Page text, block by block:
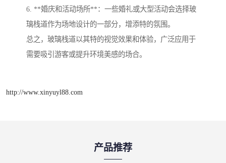
6. **婚庆和活动场所**：一些婚礼或大型活动会选择玻
璃栈道作为场地设计的一部分，增添特的氛围。
总之，玻璃栈道以其特的视觉效果和体验，广泛应用于
需要吸引游客或提升环境美感的场合。
http://www.xinyuyl88.com
产品推荐